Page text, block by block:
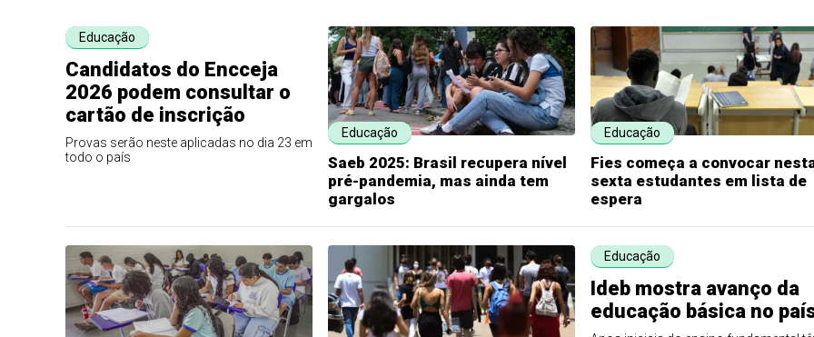
Educação
Candidatos do Encceja
2026 podem consultar o
cartão de inscrição
Provas serão neste aplicadas no dia 23 em
todo o país
Educação
Saeb 2025: Brasil recupera nível
pré-pandemia, mas ainda tem
gargalos
Educação
Fies começa a convocar
sexta estudantes em lista de
espera
Educação
Ideb mostra avanço da
educação básica no